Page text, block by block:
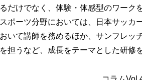
だけでなく、体験・体感型のワー
ポーツ分野においては、日本サッ
いて講師を務めるほか、サンフレ
担うなど、成長をテーマとした研修